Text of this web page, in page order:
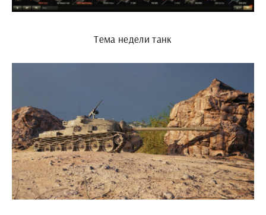
Тема недели танк